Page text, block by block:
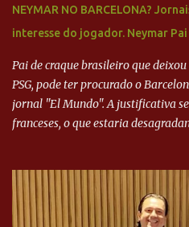
NEYMAR NO BARCELONA?
interesse do jogador. Neymar Pai
Pai de craque brasileiro que
PSG, pode ter procurado o
jornal "El Mundo". A justificativa
franceses, o que estaria
Neymar Pai nega